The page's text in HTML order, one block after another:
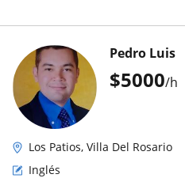
$5000/h
Pedro Luis
Los Patios, Villa Del Rosario
Inglés